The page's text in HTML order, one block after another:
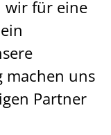
wir für eine
machen uns
Partner